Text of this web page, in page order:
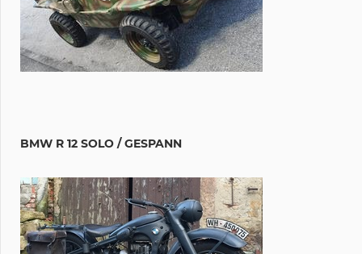
BMW R 12 SOLO / GESPANN